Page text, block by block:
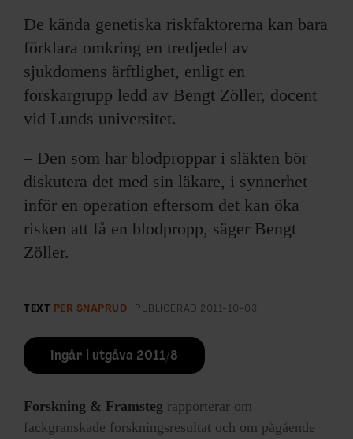
De kända genetiska riskfaktorerna kan bara
förklara omkring en tredjedel av
sjukdomens ärftlighet, enligt en
forskargrupp ledd av Bengt Zöller, docent
vid Lunds universitet.
– Den som har blodproppar i släkten bör
diskutera det med sin läkare, i synnerhet
inför en operation eftersom det kan öka
risken att få en blodpropp, säger Bengt
Zöller.
TEXT PER SNAPRUD PUBLICERAD 2011-10-03
Ingår i utgåva 2011/8
Forskning & Framsteg rapporterar om
fackgranskade forskningsresultat och om pågående